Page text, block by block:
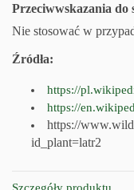
Przeciwwskazania do
Nie stosować w
Źródła:
https://
https://
https://
id_plant=latr2
Szczegóły produktu